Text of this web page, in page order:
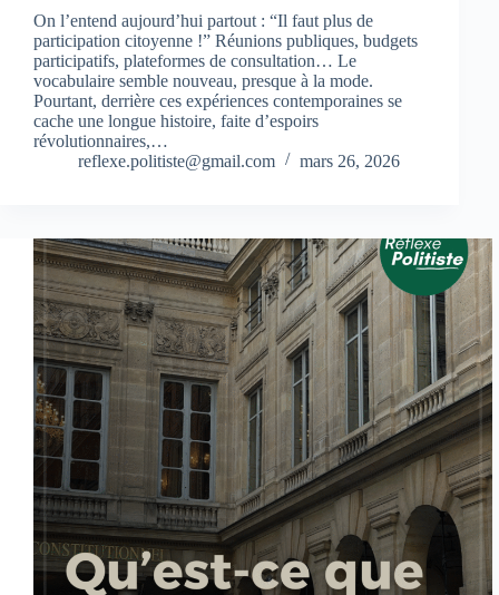
On l’entend aujourd’hui partout : “Il faut plus de
participation citoyenne !” Réunions publiques, budgets
participatifs, plateformes de consultation… Le
vocabulaire semble nouveau, presque à la mode.
Pourtant, derrière ces expériences contemporaines se
cache une longue histoire, faite d’espoirs
révolutionnaires,…
reflexe.politiste@gmail.com
mars 26, 2026